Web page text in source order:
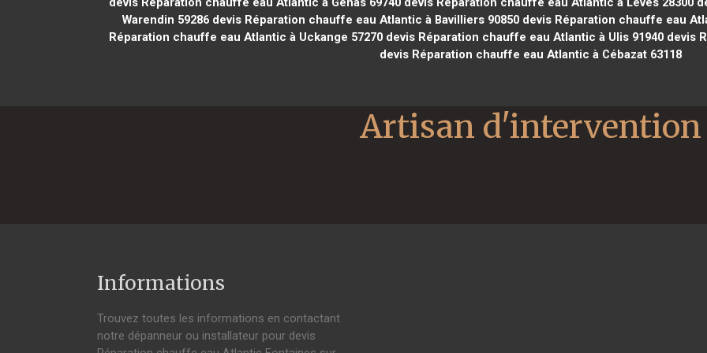
Warendin 59286 devis Réparation chauffe eau Atlantic à Bavilliers 90850 devis Réparation chauffe eau
Réparation chauffe eau Atlantic à Uckange 57270 devis Réparation chauffe eau Atlantic à Ulis 91940 devis
devis Réparation chauffe eau Atlantic à Cébazat 63118
Informations
Trouvez toutes les informations en contactant
notre dépanneur ou installateur pour devis
Artisan d'intervention